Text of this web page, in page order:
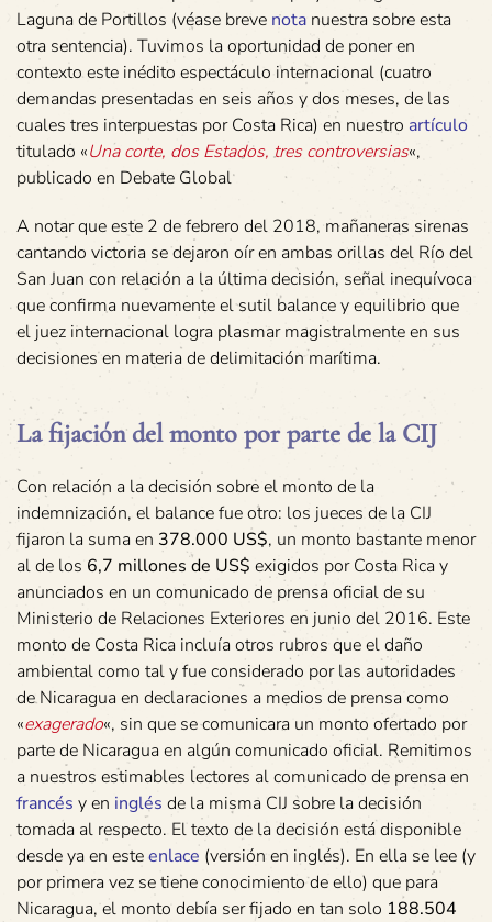
Laguna de Portillos (véase breve nota nuestra sobre esta
otra sentencia). Tuvimos la oportunidad de poner en
contexto este inédito espectáculo internacional (cuatro
demandas presentadas en seis años y dos meses, de las
cuales tres interpuestas por Costa Rica) en nuestro artículo
titulado «Una corte, dos Estados, tres controversias«,
publicado en Debate Global
A notar que este 2 de febrero del 2018, mañaneras sirenas
cantando victoria se dejaron oír en ambas orillas del Río del
San Juan con relación a la última decisión, señal inequívoca
que confirma nuevamente el sutil balance y equilibrio que
el juez internacional logra plasmar magistralmente en sus
decisiones en materia de delimitación marítima.
La fijación del monto por parte de la CIJ
Con relación a la decisión sobre el monto de la
indemnización, el balance fue otro: los jueces de la CIJ
fijaron la suma en 378.000 US$, un monto bastante menor
al de los 6,7 millones de US$ exigidos por Costa Rica y
anunciados en un comunicado de prensa oficial de su
Ministerio de Relaciones Exteriores en junio del 2016. Este
monto de Costa Rica incluía otros rubros que el daño
ambiental como tal y fue considerado por las autoridades
de Nicaragua en declaraciones a medios de prensa como
«exagerado«, sin que se comunicara un monto ofertado por
parte de Nicaragua en algún comunicado oficial. Remitimos
a nuestros estimables lectores al comunicado de prensa en
francés y en inglés de la misma CIJ sobre la decisión
tomada al respecto. El texto de la decisión está disponible
desde ya en esteenlace (versión en inglés). En ella se lee (y
por primera vez se tiene conocimiento de ello) que para
Nicaragua, el monto debía ser fijado en tan solo 188.504